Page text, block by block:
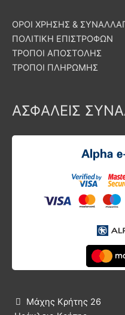
ΟΡΟΙ ΧΡΗΣΗΣ &
ΠΟΛΙΤΙΚΗ ΕΠΙΣΤΡΟΦΩΝ
ΤΡΟΠΟΙ ΑΠΟΣΤΟΛΗΣ
ΤΡΟΠΟΙ ΠΛΗΡΩΜΗΣ
ΑΣΦΑΛΕΙΣ

Μάχης Κρήτης 26